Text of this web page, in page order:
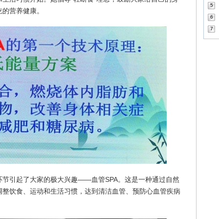
营养健康。
节引起了大家的极大兴趣——血管SPA。这是一种通过自然
饮食、运动和生活习惯，达到清洁血管、预防心血管疾病
5
6
7